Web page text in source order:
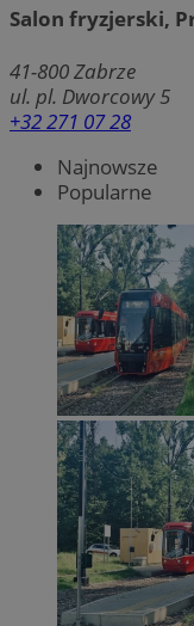
Salon fryzjerski,
41-800Zabrze
ul. pl. Dworcowy 5
+32 271 07 28
Najnowsze
Popularne